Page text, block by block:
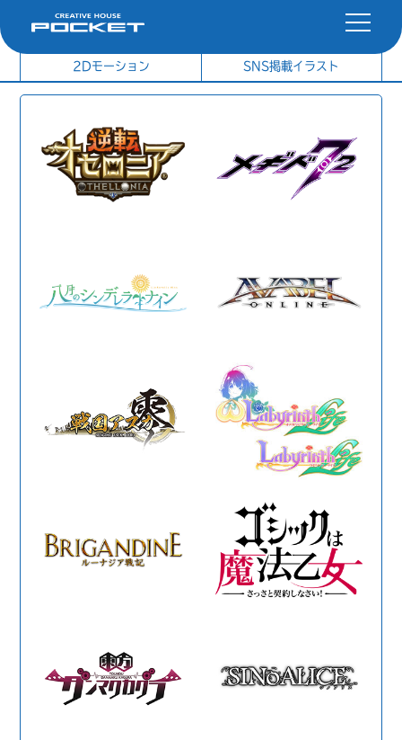
社内制作イラスト
2Dモーション SNS掲載イラスト